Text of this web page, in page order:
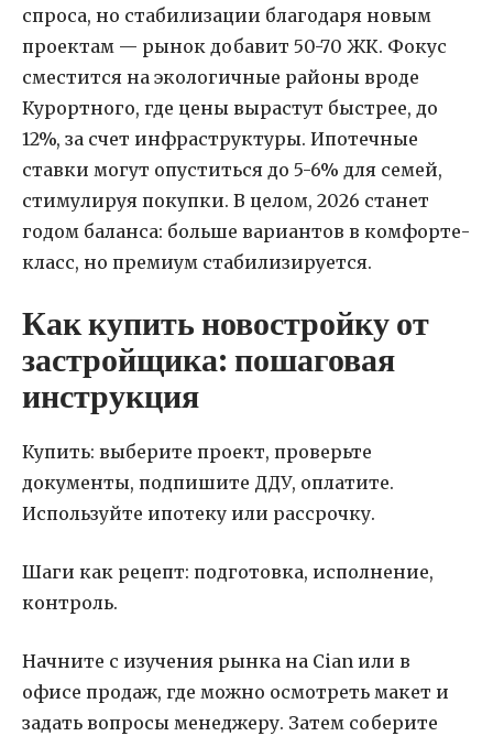
спроса, но стабилизации благодаря новым
проектам — рынок добавит 50-70 ЖК. Фокус
сместится на экологичные районы вроде
Курортного, где цены вырастут быстрее, до
12%, за счет инфраструктуры. Ипотечные
ставки могут опуститься до 5-6% для семей,
стимулируя покупки. В целом, 2026 станет
годом баланса: больше вариантов в комфорте-
класс, но премиум стабилизируется.
Как купить новостройку от
застройщика: пошаговая
инструкция
Купить: выберите проект, проверьте
документы, подпишите ДДУ, оплатите.
Используйте ипотеку или рассрочку.
Шаги как рецепт: подготовка, исполнение,
контроль.
Начните с изучения рынка на Cian или в
офисе продаж, где можно осмотреть макет и
задать вопросы менеджеру. Затем соберите